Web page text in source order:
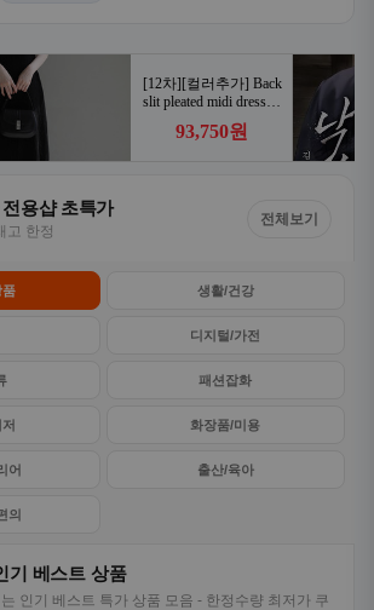
용샵 초특가
고 한정
전체보기
품 생활/건강
디지털/가전
패션잡화
화장품/미용
어 출산/육아
의
기 베스트 상품
인기 베스트 특가 상품 모음 - 한정수량 최저가 쿠